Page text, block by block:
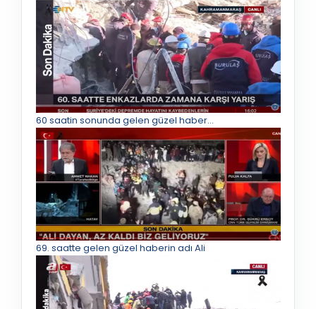
60 saatin sonunda gelen güzel haber...
69. saatte gelen güzel haberin adı Ali